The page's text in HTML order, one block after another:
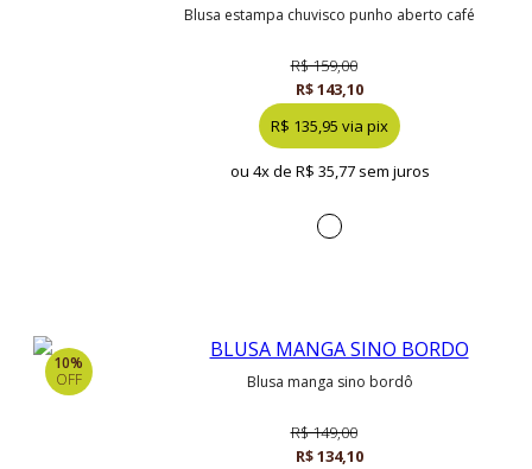
blusa estampa chuvisco punho aberto café
R$ 159,00
R$ 143,10
R$ 135,95 via pix
ou 4x de R$ 35,77 sem juros
10%
OFF
blusa manga sino bordô
R$ 149,00
R$ 134,10